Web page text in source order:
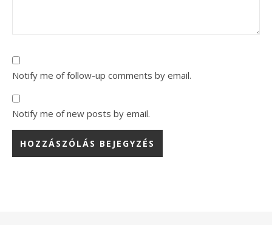
Notify me of follow-up comments by email.
Notify me of new posts by email.